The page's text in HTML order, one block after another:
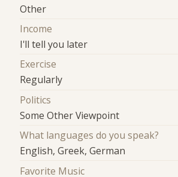
Other
Income
I'll tell you later
Exercise
Regularly
Politics
Some Other Viewpoint
What languages do you speak?
English, Greek, German
Favorite Music